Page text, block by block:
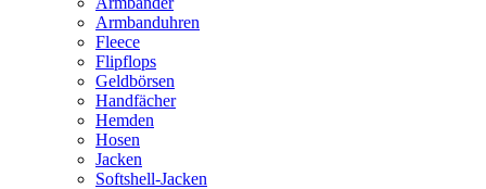
Armbanduhren
Fleece
Flipflops
Geldbörsen
Handfächer
Hemden
Hosen
Jacken
Softshell-Jacken